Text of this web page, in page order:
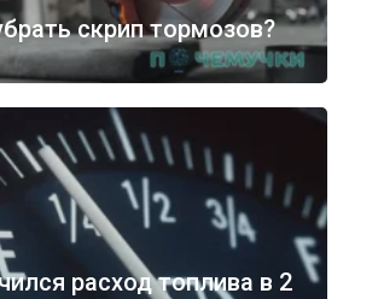
скрип тормозов?
расход топлива в 2